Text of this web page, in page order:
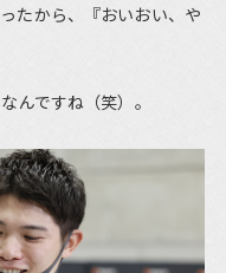
たから、『おいおい、や
んですね（笑）。